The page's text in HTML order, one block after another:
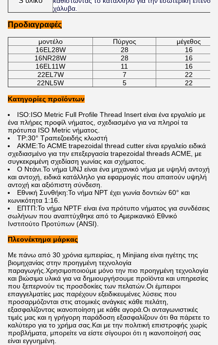
χάλυβα.
Προδιαγραφές
μοντέλο Πύργος
μέγεθος
16EL28W
28
16
16NR28W
28
16
16EL11W
11
16
22EL7W
7
22
22NL5W
5 22
Κατηγορίες προϊόντων
ISO:ISO Metric Full Profile Thread Insert είναι ένα εργαλείο με
ένα πλήρες προφίλ νήματος, σχεδιασμένο για να πληροί τα
πρότυπα ISO Metric νήματος.
ΤΡ:30° Τραπεζοειδής κλωστή
ΑΚΜΕ:Το ACME trapezoidal thread cutter είναι εργαλείο ειδικά
σχεδιασμένο για την επεξεργασία trapezoidal threads ACME, με
συγκεκριμένη σχεδίαση γωνίας και σχήματος.
Ο Ντάνι. Το νήμα UNJ είναι ένα μηχανικό νήμα με υψηλή αντοχή
και αντοχή, ειδικά κατάλληλο για εφαρμογές που απαιτούν υψηλή
αντοχή και αξιόπιστη σύνδεση.
Εθνική Συνθήκη:Το νήμα NPT έχει γωνία δοντιών 60° και
κωνικότητα 1:16.
ΕΠΤΠ:Το νήμα NPTF είναι ένα πρότυπο νήματος για συνδέσεις
σωλήνων που αναπτύχθηκε από το Αμερικανικό Εθνικό
Ινστιτούτο Προτύπων (ANSI).
Πλεονέκτημα μάρκας
Με πάνω από 30 χρόνια εμπειρίας, η Minjiang είναι ηγέτης της
βιομηχανίας στην προηγμένη τεχνολογία
παραγωγής.Χρησιμοποιούμε μόνο την πιο προηγμένη τεχνολογία
και βιώσιμα υλικά για να δημιουργήσουμε προϊόντα και υπηρεσίες
που ξεπερνούν τις προσδοκίες των πελατών.Οι έμπειροι
επαγγελματίες μας παρέχουν εξειδικευμένες λύσεις που
προσαρμόζονται στις ατομικές ανάγκες κάθε πελάτη,
εξασφαλίζοντας ικανοποίηση με κάθε αγορά.Οι ανταγωνιστικές
τιμές μας και η γρήγορη παράδοση εξασφαλίζουν ότι θα πάρετε το
καλύτερο για το χρήμα σας.Και με την πολιτική επιστροφής χωρίς
προβλήματα, μπορείτε να είστε σίγουροι ότι η ικανοποίησή σας
είναι εγγυημένη.